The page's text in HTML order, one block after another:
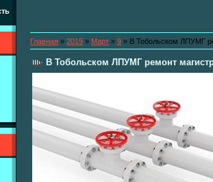
Главная » 2019 » Март » 9 » В Тобольском ЛПУМГ
В Тобольском ЛПУМГ ремонт